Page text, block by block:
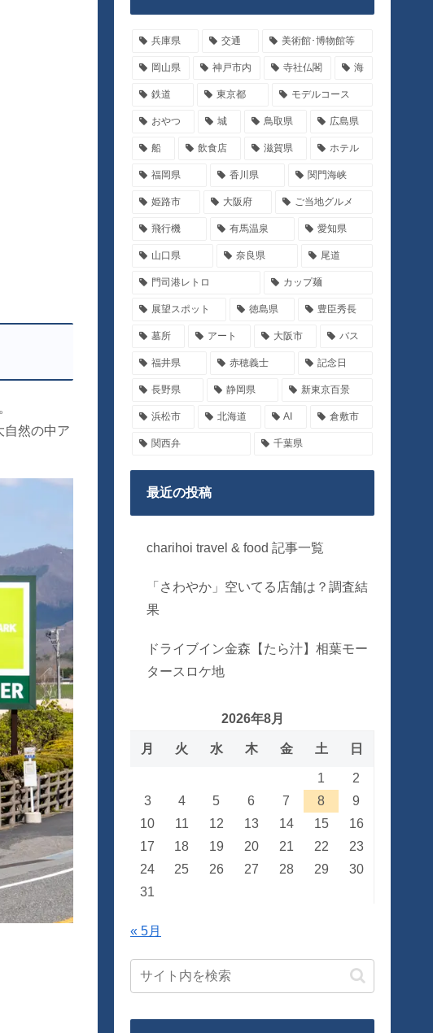
自然の中ア
兵庫県 交通 美術館･博物館等
岡山県 神戸市内 寺社仏閣 海
鉄道 東京都 モデルコース
おやつ 城 鳥取県 広島県
船 飲食店 滋賀県 ホテル
福岡県 香川県 関門海峡
姫路市 大阪府 ご当地グルメ
飛行機 有馬温泉 愛知県
山口県 奈良県 尾道
門司港レトロ カップ麺
展望スポット 徳島県 豊臣秀長
墓所 アート 大阪市 バス
福井県 赤穂義士 記念日
長野県 静岡県 新東京百景
浜松市 北海道 AI 倉敷市
関西弁 千葉県
最近の投稿
charihoi travel & food 記事一覧
「さわやか」空いてる店舗は？調査結
果
ドライブイン金森【たら汁】相葉モー
タースロケ地
2026年8月
月 火 水 木 金 土 日
1
2
3
4 5 6 7 8
9
10
11 12 13 14 15
16
17
18 19 20 21 22
23
24
25 26 27 28 29
30
31
« 5月